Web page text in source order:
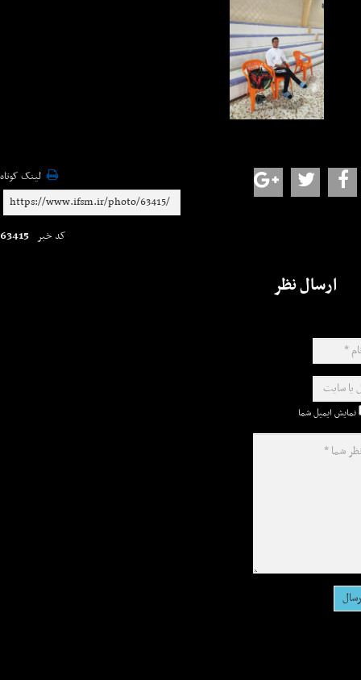
لینک کوتاه
کد خبر 63415
ارسال نظر
نمایش ایمیل شما